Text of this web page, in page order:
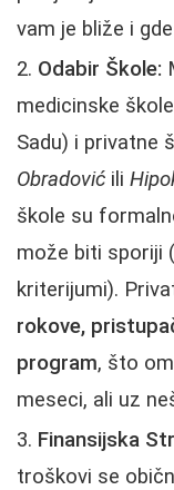
vam je bliže i
Odabir Škole:
medicinske
Sadu) i privatne
Obradović ili
škole su
može biti sporiji
kriterijumi).
rokove,
program, što
meseci, ali uz
Finansijska
troškovi se